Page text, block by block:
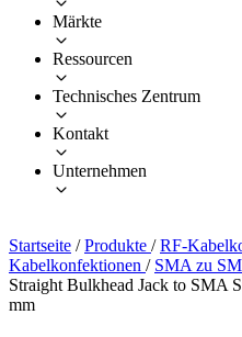
Märkte
Ressourcen
Technisches Zentrum
Kontakt
Unternehmen
Startseite / Produkte / RF-
Kabelkonfektionen / SMA zu
Straight Bulkhead Jack to SMA
mm